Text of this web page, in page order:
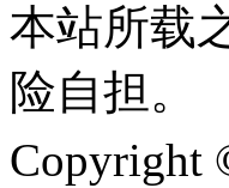
本站所载
险自担。
Copyright